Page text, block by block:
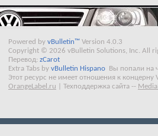
Powered by vBulletin™ Version 4.0.3
Copyright © 2026 vBulletin Solutions, Inc. All
Перевод: zCarot
Extra Tabs by vBulletin Hispano
Вы попали на
Этот ресурс не имеет отношения к концерну
OrangeLabel.ru
Техподдержка сайта --